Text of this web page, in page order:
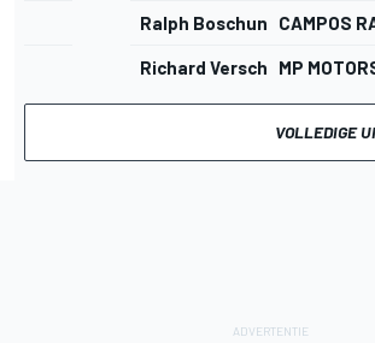
Ralph Boschung CAMPOS
Richard Verschoor
MP
VOLLEDIGE